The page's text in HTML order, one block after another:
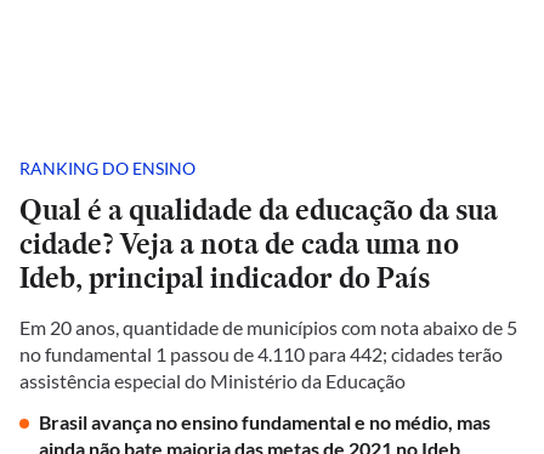
RANKING DO ENSINO
Qual é a qualidade da educação da sua
cidade? Veja a nota de cada uma no
Ideb, principal indicador do País
Em 20 anos, quantidade de municípios com nota abaixo de 5
no fundamental 1 passou de 4.110 para 442; cidades terão
assistência especial do Ministério da Educação
Brasil avança no ensino fundamental e no médio, mas
ainda não bate maioria das metas de 2021 no Ideb